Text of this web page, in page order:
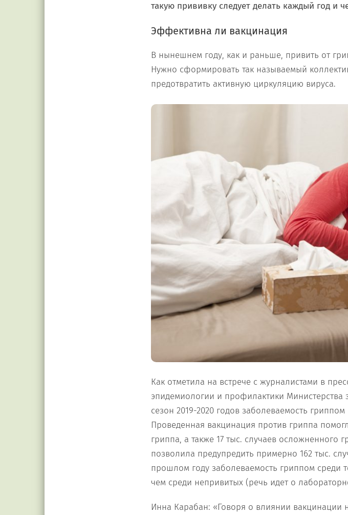
такую прививку следует делать каждый год и
Эффективна ли вакцинация
В нынешнем году, как и раньше, привить от
Нужно сформировать так называемый
предотвратить активную циркуляцию вируса.
Как отметила на встрече с журналистами в
эпидемиологии и профилактики
сезон 2019-2020 годов заболеваемость
Проведенная вакцинация против гриппа
гриппа, а также 17 тыс. случаев
позволила предупредить примерно 162 тыс.
прошлом году заболеваемость гриппом среди
чем среди непривитых (речь идет о
Инна Карабан: «Говоря о влиянии вакцинации